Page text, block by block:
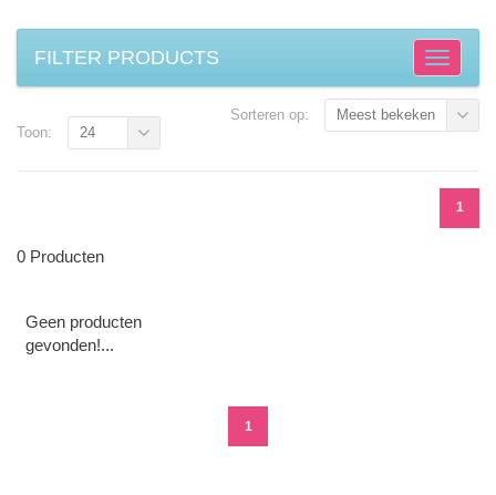
FILTER PRODUCTS
Sorteren op: Meest bekeken
1
Toon: 24
0 Producten
Geen producten
gevonden!...
1